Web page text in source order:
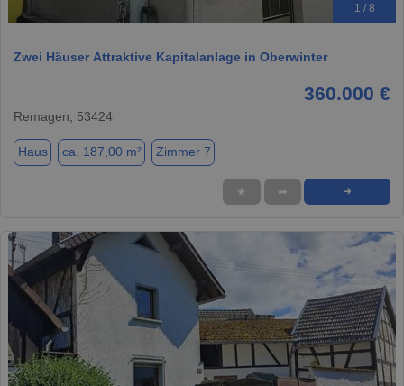
1 / 8
Zwei Häuser Attraktive Kapitalanlage in Oberwinter
360.000 €
Remagen, 53424
Haus ca. 187,00 m² Zimmer 7
★ ➦ ➜